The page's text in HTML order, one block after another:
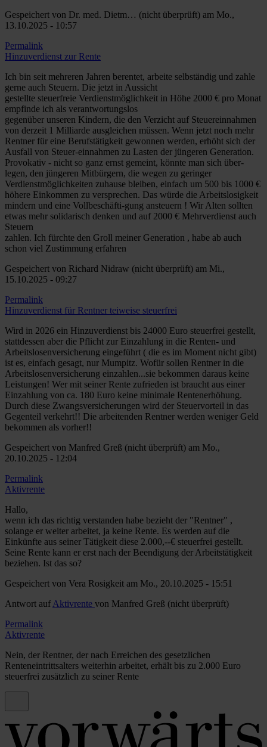
Gespeichert von Dr. med. Dietm… (nicht überprüft) am Mo.,
13.10.2025 - 10:57
Permalink
Hinzuverdienst zur Rente
Ich bin seit mehreren Jahren berentet, arbeite selbständig und zahle
gerne auch Steuern. Die jetzt in Aussicht
gestellte steuerfreie Verdienstmöglichkeit in Höhe 2000 € pro Monat
empfinde ich als verantwortungslos
gegenüber unseren Kindern, die den Verzicht auf Steuereinnahmen
von derzeit 1 Milliarde ausgleichen müssen. Wenn jetzt noch mehr
Rentner für eine Berufstätigkeit gewonnen werden, erhöht sich der
Ausfall von Steuer-einnahmen zu Lasten der jüngeren Generation.
Provokativ - nicht so ganz ernst gemeint, könnte man sich über-
legen, den jüngeren Mitbürgern, die wegen zu geringer
Verdienstmöglichkeiten zuhause bleiben, einfach um 500 bis 1000 €
höhere Einkommen zu versprechen. Das würde die Arbeitslosigkeit
mindern und eine Vollbeschäfti-gung ansteuern ! Wir Alten sollten
etwas mehr solidarisch denken und auf 2000 € Mehrverdienst auch
Steuern
zahlen. Ich fürchte den Groll meiner Generation , habe ab auch
schon viel Zustimmung erfahren
Gespeichert von Richard Nidraw (nicht überprüft) am Mi.,
15.10.2025 - 09:27
Permalink
Hinzuverdienst für Rentner teiweise steuerfrei
Wird in 2026 ein Hinzuverdienst bis 24000 Euro steuerfrei gestellt,
stattdessen aber die Pflicht zur Einzahlung in die Renten- und
Arbeitslosenversicherung eingeführt ( die es im Moment nicht gibt)
ist es, einfach gesagt, nur Mumpitz. Wofür sollen Rentner in die
Arbeitslosenversicherung einzahlen...sie bekommen daraus keine
Leistungen! Wer mit seiner Rente zufrieden ist braucht aus einer
Einzahlung von ca. 180 Euro keine minimale Rentenerhöhung.
Durch diese Zwangsversicherungen wird der Steuervorteil in das
Gegenteil verkehrt!! Die arbeitenden Rentner werden weniger Geld
bekommen als vorher!!
Gespeichert von Manfred Greß (nicht überprüft) am Mo.,
20.10.2025 - 12:04
Permalink
Aktivrente
Hallo,
wenn ich das richtig verstanden habe bezieht der "Rentner" ,
solange er weiter arbeitet, ja keine Rente. Es werden auf die
Einkünfte aus seiner Tätigkeit diese 2.000,--€ steuerfrei gestellt.
Seine Rente kann er erst nach der Beendigung der Arbeitstätigkeit
beziehen. Ist das so?
Gespeichert von Vera Rosigkeit am Mo., 20.10.2025 - 15:51
Antwort auf Aktivrente von Manfred Greß (nicht überprüft)
Permalink
Aktivrente
Nein, der Rentner, der nach Erreichen des gesetzlichen
Renteneintrittsalters weiterhin arbeitet, erhält bis zu 2.000 Euro
steuerfrei zusätzlich zu seiner Rente